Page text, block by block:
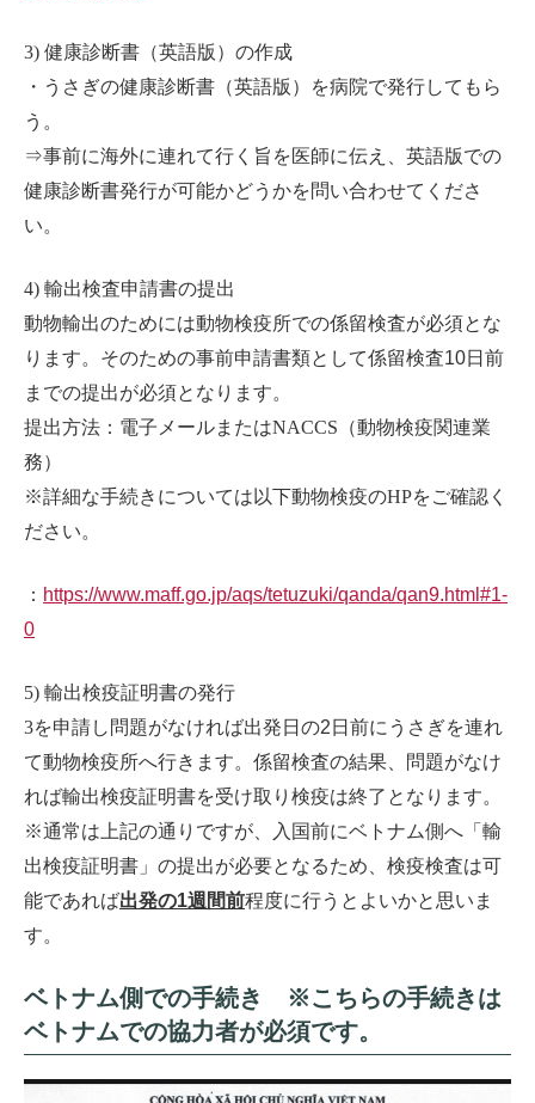
3) 健康診断書（英語版）の作成
・うさぎの健康診断書（英語版）を病院で発行してもら
う。
⇒事前に海外に連れて行く旨を医師に伝え、英語版での
健康診断書発行が可能かどうかを問い合わせてくださ
い。
4) 輸出検査申請書の提出
動物輸出のためには動物検疫所での係留検査が必須とな
ります。そのための事前申請書類として係留検査10日前
までの提出が必須となります。
提出方法：電子メールまたはNACCS （動物検疫関連業
務）
※詳細な手続きについては以下動物検疫のHPをご確認く
ださい。
： https://www.maff.go.jp/aqs/tetuzuki/qanda/qan9.html#1-
0
5) 輸出検疫証明書の発行
3を申請し問題がなければ出発日の2日前にうさぎを連れ
て動物検疫所へ行きます。係留検査の結果、問題がなけ
れば輸出検疫証明書を受け取り検疫は終了となります。
※通常は上記の通りですが、入国前にベトナム側へ「輸
出検疫証明書」の提出が必要となるため、検疫検査は可
能であれば出発の1週間前程度に行うとよいかと思いま
す。
ベトナム側での手続き ※こちらの手続きは
ベトナムでの協力者が必須です。